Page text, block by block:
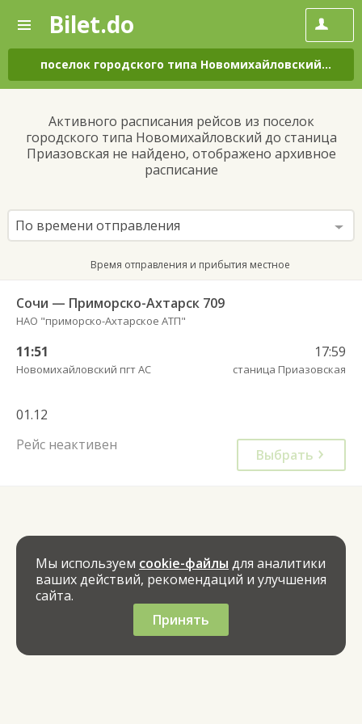
—
Поиск
и
покупка
билетов
автобус
онлайн
Bilet.do
поселок городского типа Новомихайловский
–
Активного расписания рейсов из поселок
городского типа Новомихайловский до станица
Приазовская не найдено, отображено архивное
расписание
По времени отправления
Время отправления и прибытия местное
Сочи — Приморско-Ахтарск 709
НАО "приморско-Ахтарское АТП"
11:51
Новомихайловский пгт АС
17:59
станица Приазовская
01.12
Рейс неактивен
Выбрать
Мы используем cookie-файлы для аналитики
ваших действий, рекомендаций и улучшения
сайта.
Принять